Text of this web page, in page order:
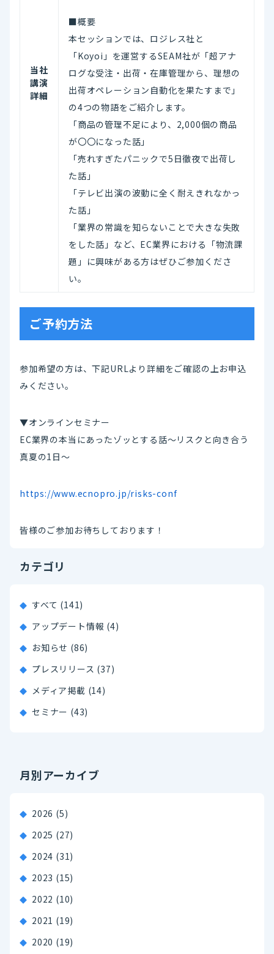
当社
講演
詳細
■概要
本セッションでは、ロジレス社と
「Koyoi」を運営するSEAM社が「超アナ
ログな受注・出荷・在庫管理から、理想の
出荷オペレーション自動化を果たすまで」
の4つの物語をご紹介します。
「商品の管理不足により、2,000個の商品
が〇〇になった話」
「売れすぎたパニックで5日徹夜で出荷し
た話」
「テレビ出演の波動に全く耐えきれなかっ
た話」
「業界の常識を知らないことで大きな失敗
をした話」など、EC業界における「物流課
題」に興味がある方はぜひご参加くださ
い。
ご予約方法
参加希望の方は、下記URLより詳細をご確認の上お申込
みください。
▼オンラインセミナー
EC業界の本当にあったゾッとする話～リスクと向き合う
真夏の1日～
https://www.ecnopro.jp/risks-conf
皆様のご参加お待ちしております！
カテゴリ
すべて (141)
アップデート情報 (4)
お知らせ (86)
プレスリリース (37)
メディア掲載 (14)
セミナー (43)
月別アーカイブ
2026 (5)
2025 (27)
2024 (31)
2023 (15)
2022 (10)
2021 (19)
2020 (19)